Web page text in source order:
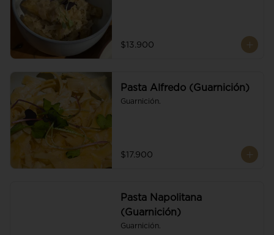
$13.900
Pasta Alfredo (Guarnición)
Guarnición.
$17.900
Pasta Napolitana
(Guarnición)
Guarnición.